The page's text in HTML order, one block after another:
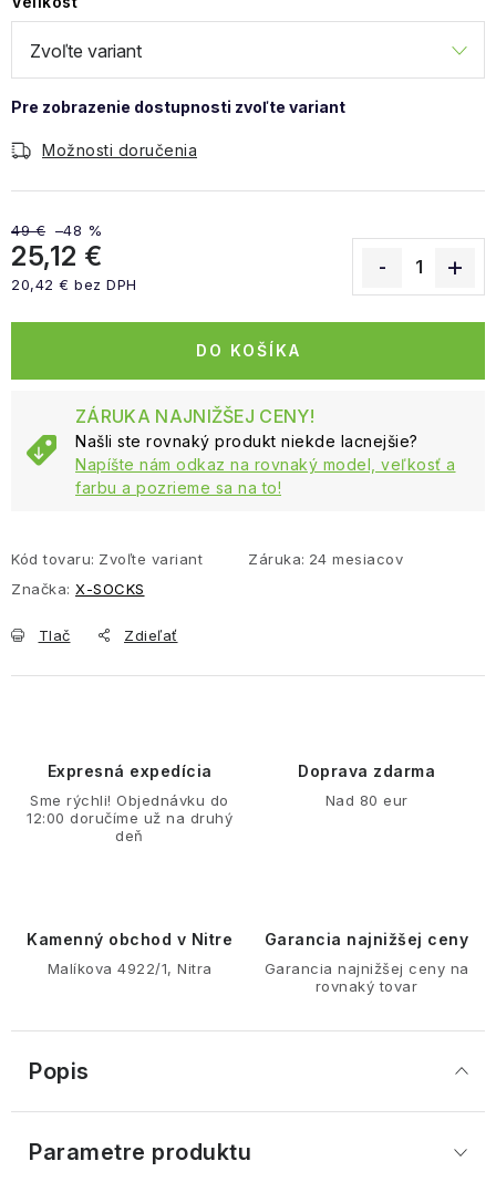
Možnosti doručenia
49 € –48 %
25,12 €
20,42 € bez DPH
DO KOŠÍKA
ZÁRUKA NAJNIŽŠEJ CENY!
Našli ste rovnaký produkt niekde lacnejšie?
Napíšte nám odkaz na rovnaký model, veľkosť a
farbu a pozrieme sa na to!
Kód tovaru: Zvoľte variant Záruka: 24 mesiacov
Značka: X-SOCKS
Tlač Zdieľať
Expresná expedícia
Sme rýchli! Objednávku do
12:00 doručíme už na druhý
deň
Doprava zdarma
Nad 80 eur
Kamenný obchod v Nitre
Malíkova 4922/1, Nitra
Garancia najnižšej ceny
Garancia najnižšej ceny na
rovnaký tovar
Popis
Parametre produktu